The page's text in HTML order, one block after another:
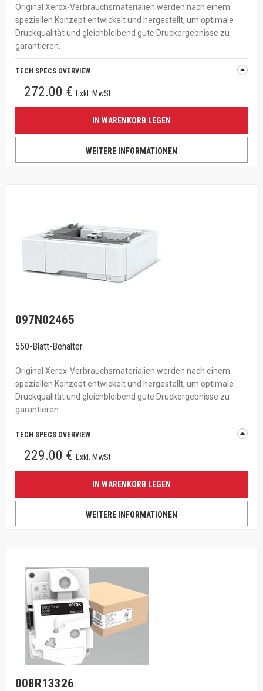
Original Xerox-Verbrauchsmaterialien werden nach einem
speziellen Konzept entwickelt und hergestellt, um optimale
Druckqualität und gleichbleibend gute Druckergebnisse zu
garantieren.
TECH SPECS OVERVIEW
272.00 € Exkl. MwSt
IN WARENKORB LEGEN
WEITERE INFORMATIONEN
097N02465
550-Blatt-Behälter
Original Xerox-Verbrauchsmaterialien werden nach einem
speziellen Konzept entwickelt und hergestellt, um optimale
Druckqualität und gleichbleibend gute Druckergebnisse zu
garantieren.
TECH SPECS OVERVIEW
229.00 € Exkl. MwSt
IN WARENKORB LEGEN
WEITERE INFORMATIONEN
008R13326